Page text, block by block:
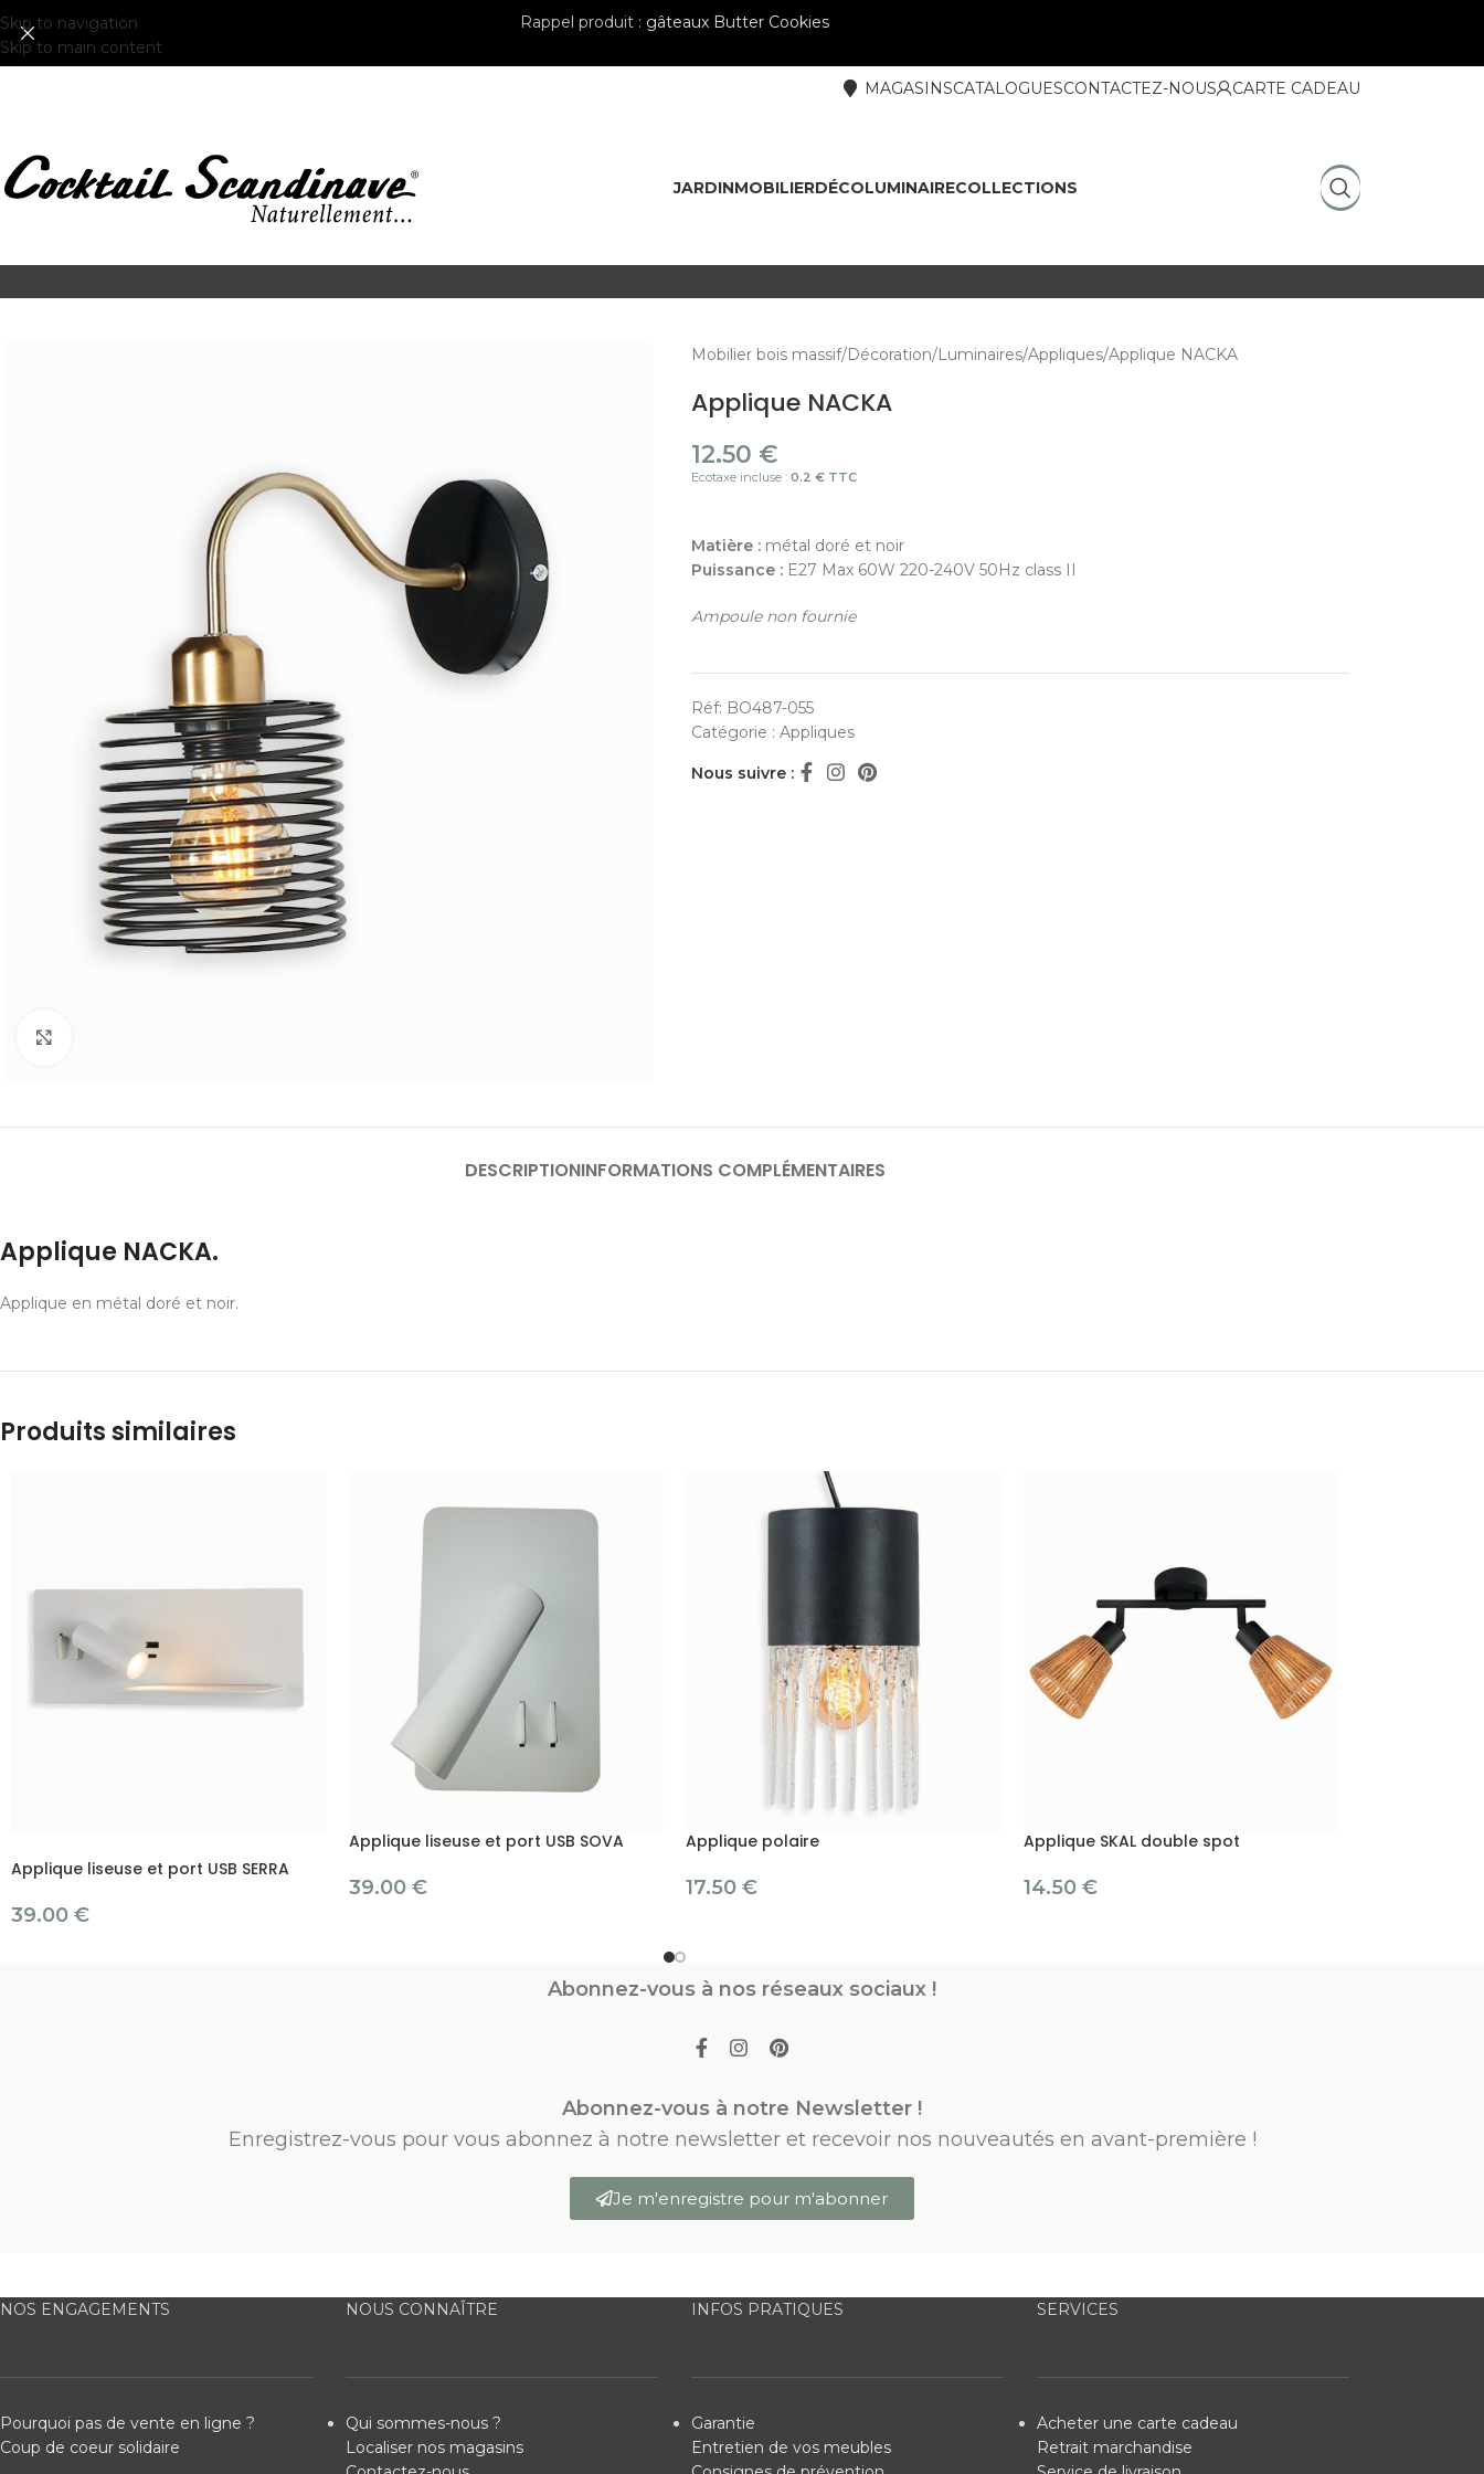
Skip to navigation
Skip to main content
Rappel produit : gâteaux Butter Cookies
MAGASINSCATALOGUESCONTACTEZ-NOUS CARTE CADEAU
JARDINMOBILIERDÉCOLUMINAIRECOLLECTIONS
Mobilier bois massif Décoration Luminaires Appliques Applique NACKA
Applique NACKA
12.50 €
Ecotaxe incluse :0.2 € TTC
Matière :métal doré et noir
Puissance : E27 Max 60W 220-240V 50Hz class II
Ampoule non fournie
Réf: BO487-055
Catégorie : Appliques
Nous suivre :
DESCRIPTIONINFORMATIONS COMPLÉMENTAIRES
Applique NACKA.
Applique en métal doré et noir.
Produits similaires
Applique liseuse et port USB SERRA
39.00 €
Applique liseuse et port USB SOVA
39.00 €
Applique polaire
17.50 €
Applique SKAL double spot
14.50 €
Abonnez-vous à nos réseaux sociaux !
Abonnez-vous à notre Newsletter !
Enregistrez-vous pour vous abonnez à notre newsletter et recevoir nos nouveautés en avant-première !
Je m'enregistre pour m'abonner
NOS ENGAGEMENTS
Pourquoi pas de vente en ligne ?
Coup de coeur solidaire
NOUS CONNAÎTRE
Qui sommes-nous ?
Localiser nos magasins
INFOS PRATIQUES
Garantie
Entretien de vos meubles
SERVICES
Acheter une carte cadeau
Retrait marchandise